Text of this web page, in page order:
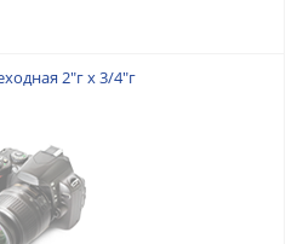
2"г х 3/4"г